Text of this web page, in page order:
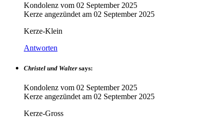
Kondolenz vom 02 September 2025
Kerze angezündet am 02 September 2025
Kerze-Klein
Antworten
Christel und Walter says:
Kondolenz vom 02 September 2025
Kerze angezündet am 02 September 2025
Kerze-Gross